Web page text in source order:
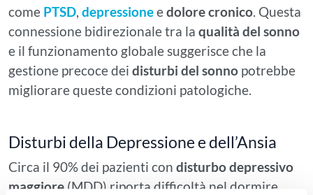
come PTSD, depressioneedolore cronico. Questa
connessione bidirezionale tra la qualità del sonno
e il funzionamento globale suggerisce che la
gestione precoce dei disturbi del sonno potrebbe
migliorare queste condizioni patologiche.
Disturbi della Depressione e dell’Ansia
Circa il 90% dei pazienti con disturbo depressivo
maggiore (MDD) riporta difficoltà nel dormire.